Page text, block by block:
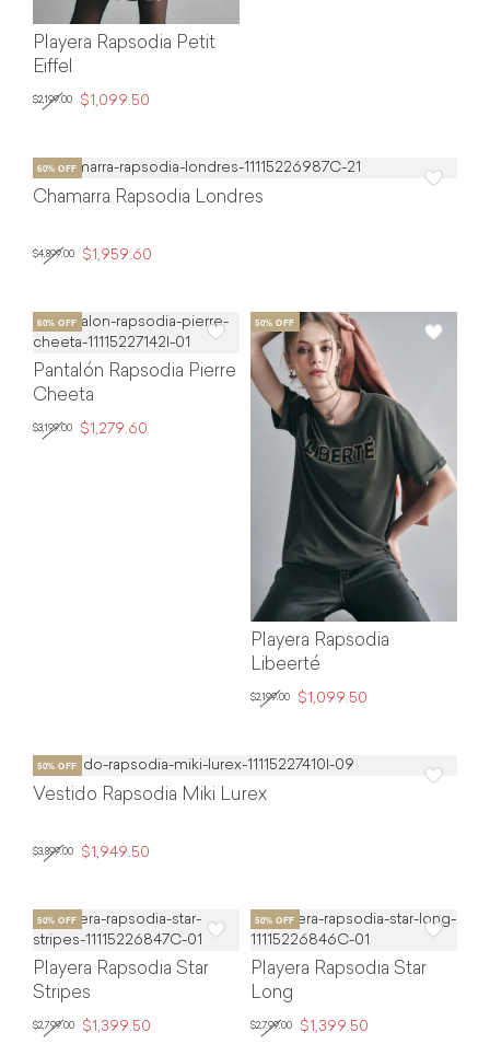
Playera Rapsodia Petit
Eiffel
$2,199.00 $1,099.50
Chamarra Rapsodia Londres
$4,899.00 $1,959.60
Pantalón Rapsodia Pierre
Cheeta
$3,199.00 $1,279.60
Playera Rapsodia
Libeerté
$2,199.00 $1,099.50
Vestido Rapsodia Miki Lurex
$3,899.00 $1,949.50
Playera Rapsodia Star
Stripes
$2,799.00 $1,399.50
Playera Rapsodia Star
Long
$2,799.00 $1,399.50